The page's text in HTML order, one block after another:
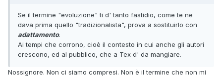
Se il termine "evoluzione" ti d' tanto fastidio, come te ne
dava prima quello "tradizionalista", prova a sostituirlo con
adattamento.
Ai tempi che corrono, cioè il contesto in cui anche gli autori
crescono, ed al pubblico, che a Tex d' da mangiare.
Nossignore. Non ci siamo compresi. Non è il termine che non mi